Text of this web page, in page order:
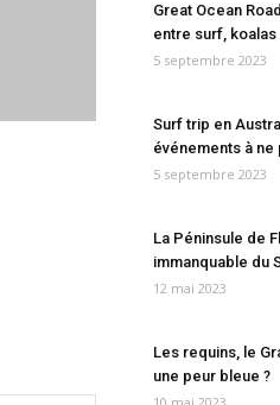
Great Ocean
entre surf,
5 septembre 2023
Surf trip en
événements à ne
5 septembre 2023
La Péninsule de
immanquable du
12 mai 2023
Les requins, le
une peur bleue ?